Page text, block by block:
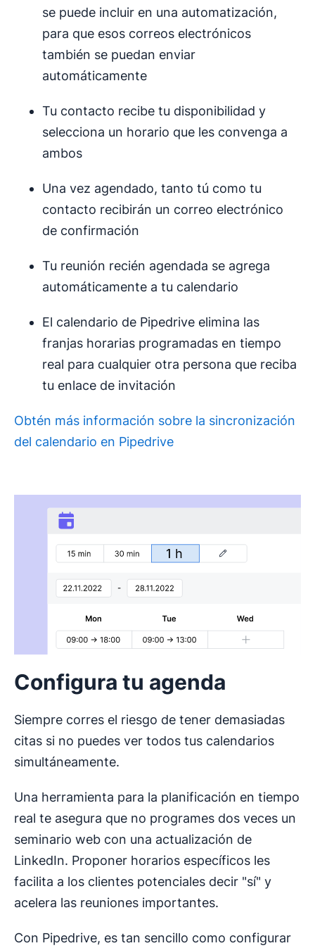
se puede incluir en una automatización,
para que esos correos electrónicos
también se puedan enviar
automáticamente
Tu contacto recibe tu disponibilidad y
selecciona un horario que les convenga a
ambos
Una vez agendado, tanto tú como tu
contacto recibirán un correo electrónico
de confirmación
Tu reunión recién agendada se agrega
automáticamente a tu calendario
El calendario de Pipedrive elimina las
franjas horarias programadas en tiempo
real para cualquier otra persona que reciba
tu enlace de invitación
Obtén más información sobre la sincronización
del calendario en Pipedrive
Configura tu agenda
Siempre corres el riesgo de tener demasiadas
citas si no puedes ver todos tus calendarios
simultáneamente.
Una herramienta para la planificación en tiempo
real te asegura que no programes dos veces un
seminario web con una actualización de
LinkedIn. Proponer horarios específicos les
facilita a los clientes potenciales decir "sí" y
acelera las reuniones importantes.
Con Pipedrive, es tan sencillo como configurar